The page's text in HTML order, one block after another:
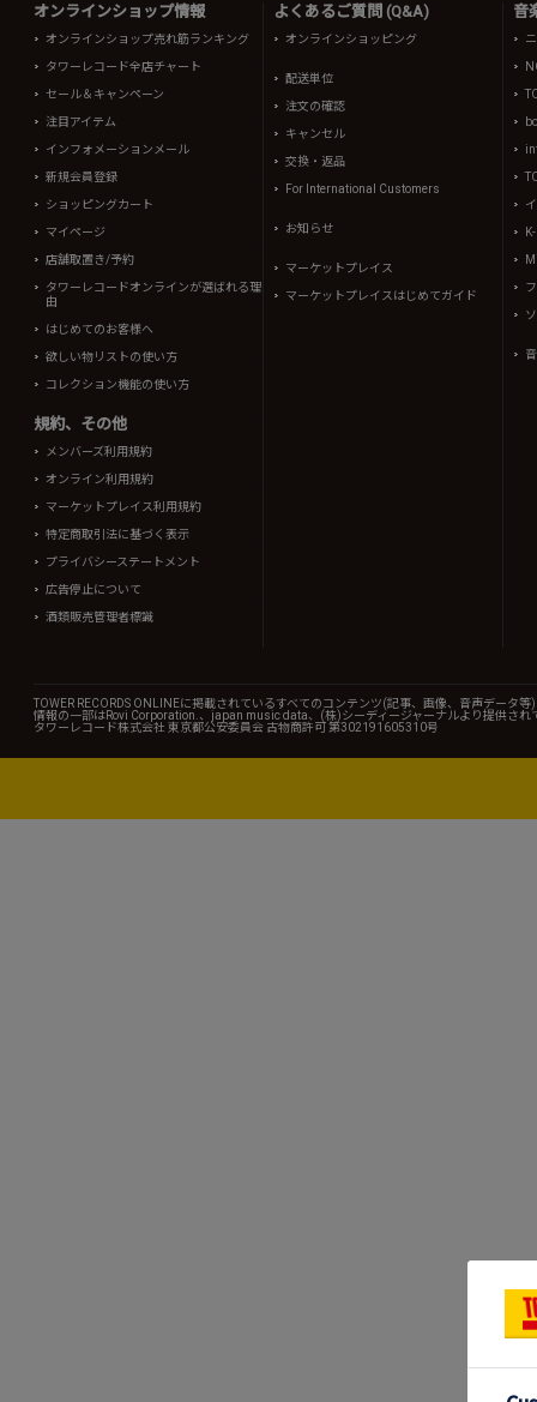
オンラインショップ情報
オンラインショップ売れ筋ランキング
タワーレコード全店チャート
セール＆キャンペーン
注目アイテム
インフォメーションメール
新規会員登録
ショッピングカート
マイページ
店舗取置き/予約
タワーレコードオンラインが選ばれる理
由
はじめてのお客様へ
欲しい物リストの使い方
コレクション機能の使い方
規約、その他
メンバーズ利用規約
オンライン利用規約
マーケットプレイス利用規約
特定商取引法に基づく表示
プライバシーステートメント
広告停止について
酒類販売管理者標識
よくあるご質問 (Q&A)
オンラインショッピング
配送単位
注文の確認
キャンセル
交換・返品
For International Customers
お知らせ
マーケットプレイス
マーケットプレイスはじめてガイド
音
TOWER RECORDS ONLINEに掲載されているすべてのコンテンツ(記事、画像、音声データ
情報の一部はRovi Corporation.、japan music data、(株)シーディージャーナルより提供され
タワーレコード株式会社 東京都公安委員会 古物商許可 第302191605310号